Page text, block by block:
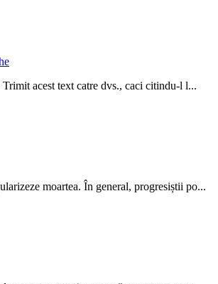
acest text catre dvs., caci citindu-l l...
moartea. În general, progresiștii po...